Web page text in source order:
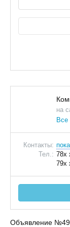
на
Все
Контакты:
Тел.: 78x
79x
Объявление